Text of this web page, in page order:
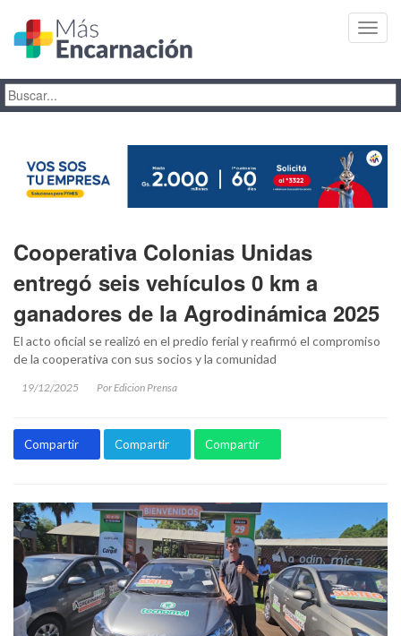
Cooperativa Colonias Unidas
entregó seis vehículos 0 km a
ganadores de la Agrodinámica 2025
El acto oficial se realizó en el predio ferial y reafirmó el compromiso
de la cooperativa con sus socios y la comunidad
19/12/2025 Por Edicion Prensa
Compartir Compartir Compartir